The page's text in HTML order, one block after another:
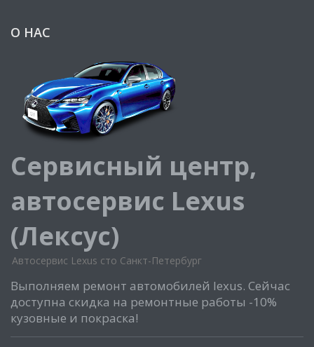
О НАС
Сервисный центр,
автосервис Lexus
(Лексус)
Автосервис Lexus сто Санкт-Петербург
Выполняем ремонт автомобилей lexus. Сейчас
доступна скидка на ремонтные работы -10%
кузовные и покраска!